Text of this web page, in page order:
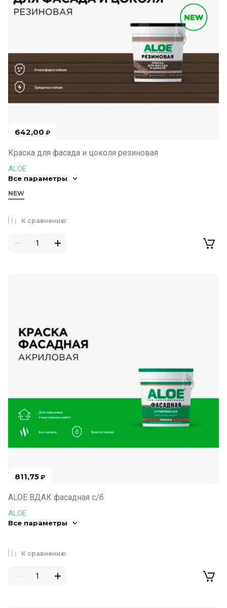
642,00 ₽
Краска для фасада и цоколя резиновая
ALOE
Все параметры
NEW
К сравнению
811,75 ₽
ALOE ВДАК фасадная с/б
ALOE
Все параметры
К сравнению